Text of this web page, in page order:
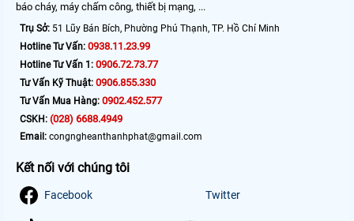
báo cháy, máy chấm công, thiết bị mạng, ...
Trụ Sở: 51 Lũy Bán Bích, Phường Phú Thạnh, TP. Hồ Chí Minh
Hotline Tư Vấn: 0938.11.23.99
Hotline Tư Vấn 1: 0906.72.73.77
Tư Vấn Kỹ Thuật: 0906.855.330
Tư Vấn Mua Hàng: 0902.452.577
CSKH: (028) 6688.4949
Email: congngheanthanhphat@gmail.com
Kết nối với chúng tôi
Facebook Twitter